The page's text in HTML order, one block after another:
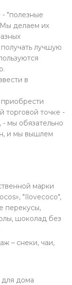
"полезные
Мы делаем их
лучшую
в
торговой точке -
мы обязательно
и мы вышлем
марки
"Ilovecoco",
перекусы,
шоколад без
– снеки, чаи,
для дома